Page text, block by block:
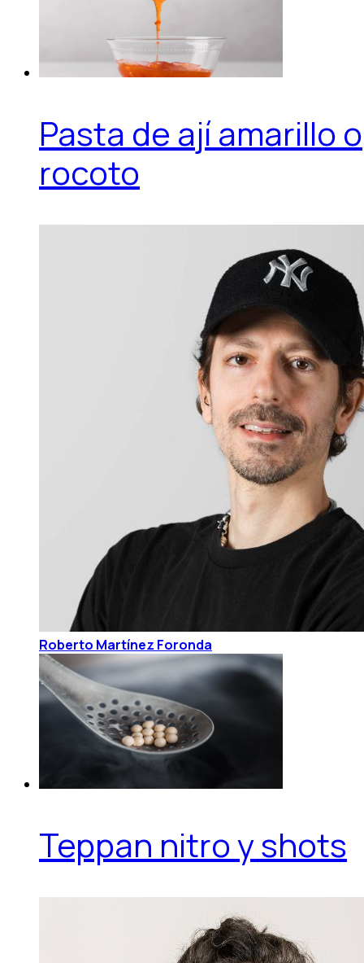
Pasta de ají amarillo o
rocoto
Roberto Martínez Foronda
Teppan nitro y shots